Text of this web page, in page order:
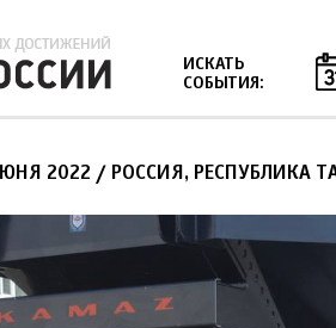
ИСКАТЬ
СОБЫТИЯ:
2022 / РОССИЯ, РЕСПУБЛИКА